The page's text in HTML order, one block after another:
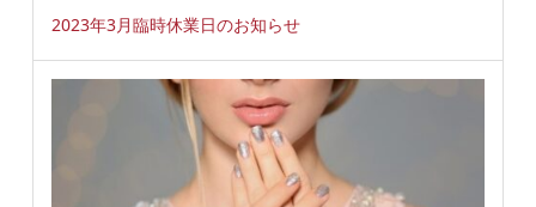
2023年3月臨時休業日のお知らせ